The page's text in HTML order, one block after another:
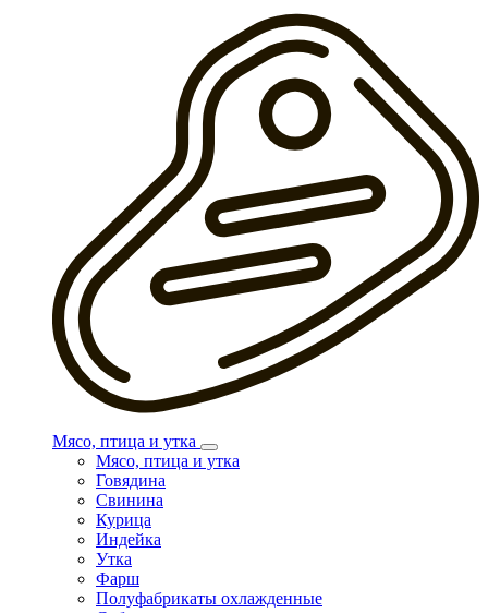
Мясо, птица и утка
Мясо, птица и утка
Говядина
Свинина
Курица
Индейка
Утка
Фарш
Полуфабрикаты охлажденные